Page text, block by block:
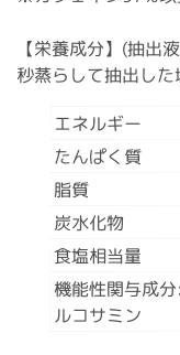
【栄養成分】(抽
秒蒸らして抽出した
エネルギー
たんぱく質
脂質
炭水化物
食塩相当量
機能性関与成
ルコサミン